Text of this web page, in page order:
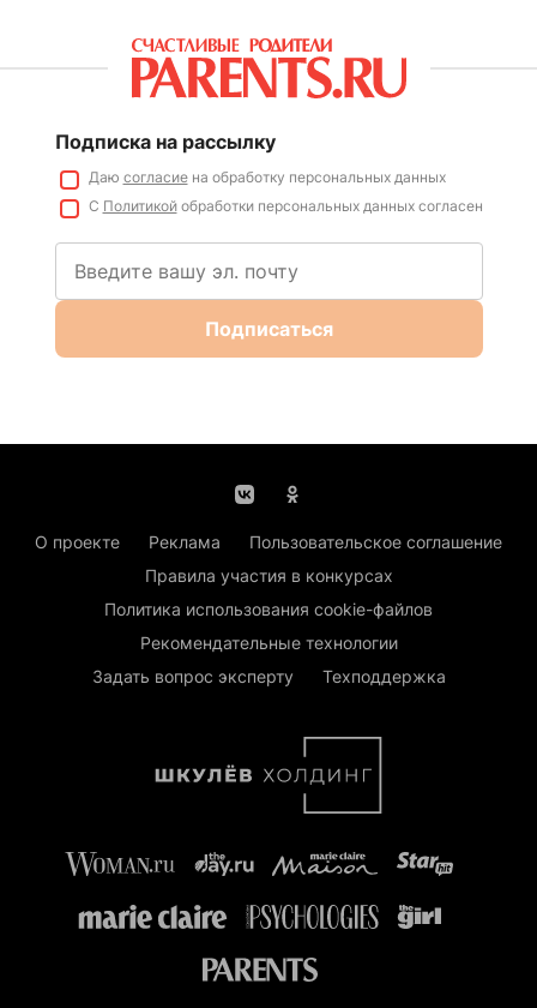
Подписка на рассылку
Даю согласиена обработку персональных данных
С Политикойобработки персональных данных согласен
Подписаться
О проекте Реклама
Пользовательское соглашение
Правила участия в конкурсах
Политика использования cookie-файлов
Рекомендательные технологии
Задать вопрос эксперту
Техподдержка